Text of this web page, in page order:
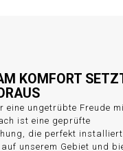
KOMFORT
eine ungetrübte Freude
ist eine geprüfte
die perfekt
unserem Gebiet und